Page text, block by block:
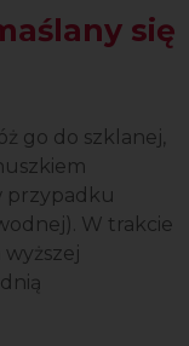
się
go do szklanej,
przypadku
W trakcie